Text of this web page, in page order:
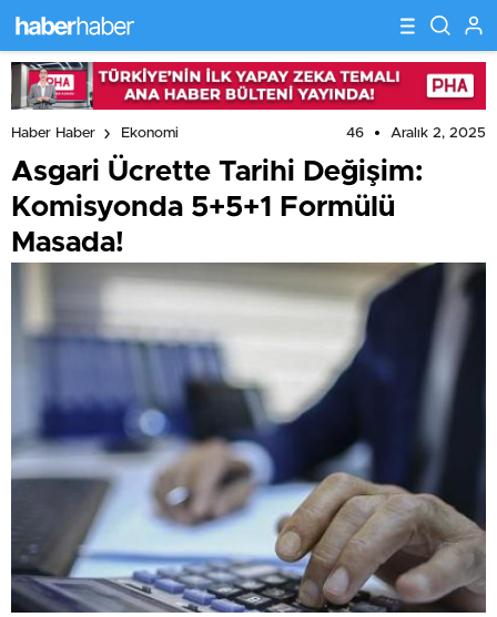
Haber Haber Ekonomi 46 Aralık 2, 2025
Asgari Ücrette Tarihi Değişim:
Komisyonda 5+5+1 Formülü
Masada!